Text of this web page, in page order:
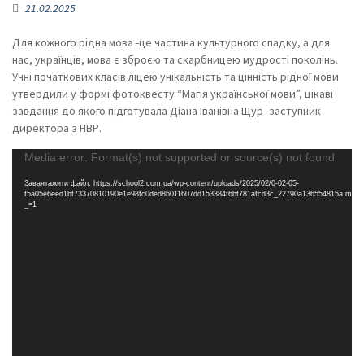
21.02.2025
Для кожного рідна мова -це частина культурного спадку, а для
нас, українців, мова є зброєю та скарбницею мудрості поколінь.
Учні початкових класів ліцею унікальність та цінність рідної мови
утвердили у формі фотоквесту “Магія української мови”, цікаві
завдання до якого підготувала Діана Іванівна Щур- заступник
директора з НВР.
Відеопрогравач
Media error: Format(s) not supported or source(s) not found
Завантажити файл: https://school2.com.ua/wp-content/uploads/2025/02/0-02-05-
f5a05e6eed1bf73370810190e1e98fc0ded8b011607dd153384f6bf781afcd3c_22790a136554815a.mp4?
_=1